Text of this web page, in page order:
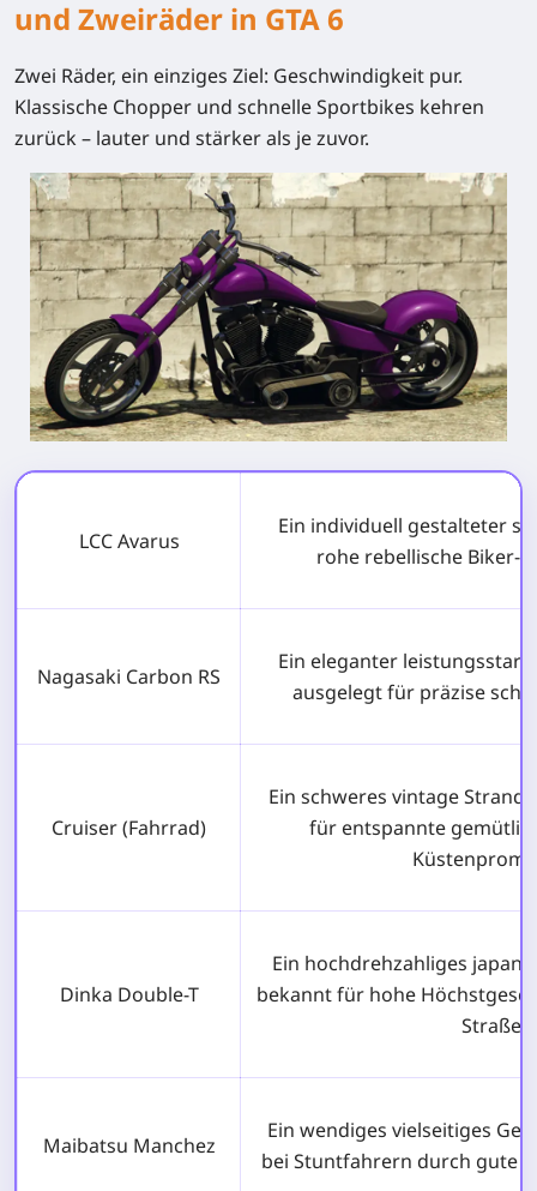
und Zweiräder in GTA 6
Zwei Räder, ein einziges Ziel: Geschwindigkeit pur.
Klassische Chopper und schnelle Sportbikes kehren
zurück – lauter und stärker als je zuvor.
LCC Avarus
Ein individuell gestalteter
rohe rebellische Biker-
Nagasaki Carbon RS
Ein eleganter
ausgelegt für präzise
Cruiser (Fahrrad)
Ein schweres vintage
für entspannte
Dinka Double-T
Ein hochdrehzahliges
bekannt für hohe
Straßen.
Maibatsu Manchez
Ein wendiges vielseitiges
bei Stuntfahrern durch gute